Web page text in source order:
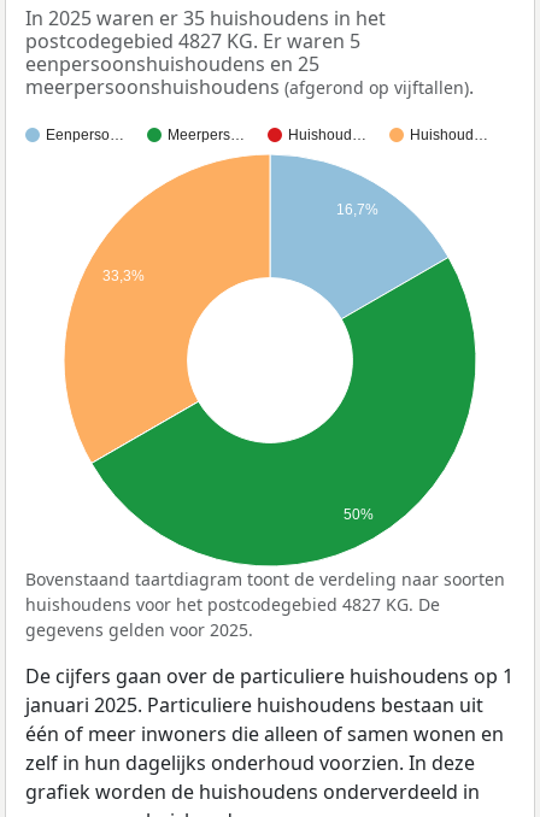
In 2025 waren er 35 huishoudens in het
postcodegebied 4827 KG. Er waren 5
eenpersoonshuishoudens en 25
meerpersoonshuishoudens (afgerond op vijftallen).
Eenperso… Meerpers… Huishoud… Huishoud…
16,7%
33,3%
50%
Bovenstaand taartdiagram toont de verdeling naar soorten
huishoudens voor het postcodegebied 4827 KG. De
gegevens gelden voor 2025.
De cijfers gaan over de particuliere huishoudens op 1
januari 2025. Particuliere huishoudens bestaan uit
één of meer inwoners die alleen of samen wonen en
zelf in hun dagelijks onderhoud voorzien. In deze
grafiek worden de huishoudens onderverdeeld in